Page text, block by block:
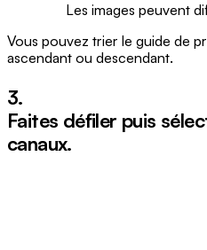
Les images peuvent
Vous pouvez trier le guide de
ascendant ou descendant.
3.
Faites défiler puis
canaux.